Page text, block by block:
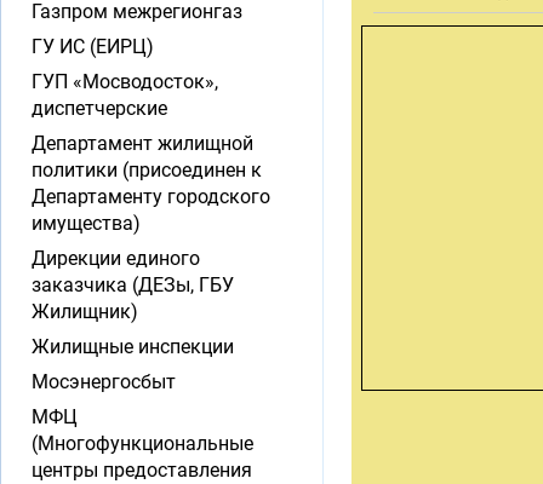
Газпром межрегионгаз
ГУ ИС (ЕИРЦ)
ГУП «Мосводосток»,
диспетчерские
Департамент жилищной
политики (присоединен к
Департаменту городского
имущества)
Дирекции единого
заказчика (ДЕЗы, ГБУ
Жилищник)
Жилищные инспекции
Мосэнергосбыт
МФЦ
(Многофункциональные
центры предоставления